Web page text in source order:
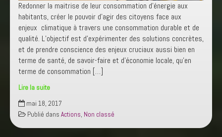
Redonner la maitrise de leur consommation d’énergie aux
habitants, créer le pouvoir d’agir des citoyens face aux
enjeux climatique à travers une consommation durable et de
qualité. L’objectif est d’expérimenter des solutions concrètes,
et de prendre conscience des enjeux cruciaux aussi bien en
terme de santé, de savoir-faire et d’économie locale, qu’en
terme de consommation […]
Lire la suite
Ateliers
Participatifs
Économie
d’énergie
mai 18, 2017
Publié dans Actions, Non classé